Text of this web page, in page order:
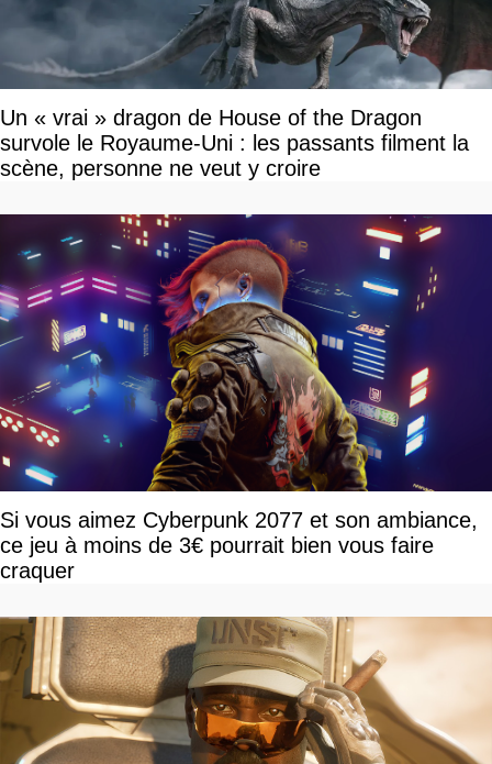
Un « vrai » dragon de House of the Dragon
survole le Royaume-Uni : les passants filment la
scène, personne ne veut y croire
Si vous aimez Cyberpunk 2077 et son ambiance,
ce jeu à moins de 3€ pourrait bien vous faire
craquer